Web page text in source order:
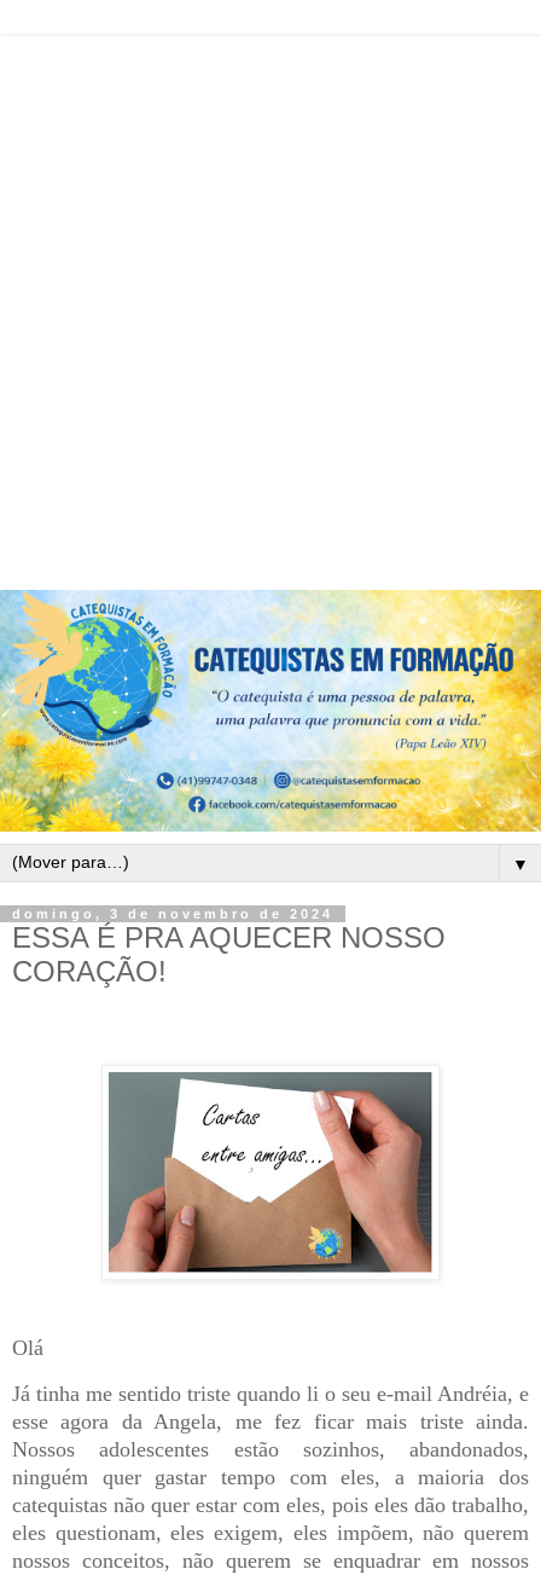
▼
domingo, 3 de novembro de 2024
ESSA É PRA AQUECER NOSSO
CORAÇÃO!
Olá
Já tinha me sentido triste quando li o seu e-mail Andréia, e
esse agora da Angela, me fez ficar mais triste ainda.
Nossos adolescentes estão sozinhos, abandonados,
ninguém quer gastar tempo com eles, a maioria dos
catequistas não quer estar com eles, pois eles dão trabalho,
eles questionam, eles exigem, eles impõem, não querem
nossos conceitos, não querem se enquadrar em nossos